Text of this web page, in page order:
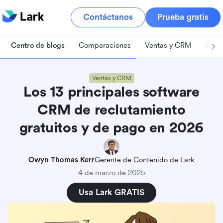
Contáctanos Prueba gratis
Centro de blogs Comparaciones Ventas y CRM
Ventas y CRM
Los 13 principales software
CRM de reclutamiento
gratuitos y de pago en 2026
Owyn Thomas KerrGerente de Contenido de Lark
4 de marzo de 2025
Usa Lark GRATIS